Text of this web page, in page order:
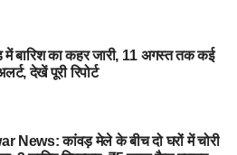
से बस के जरिए बद्रीनाथ की ओर जा
में बारिश का कहर जारी, 11 अगस्त तक कई
देखें पूरी रिपोर्ट
News: कांवड़ मेले के बीच दो घरों में चोरी